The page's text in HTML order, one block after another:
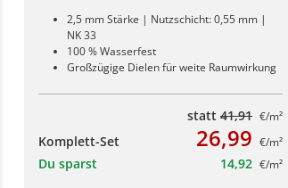
2,5 mm Stärke | Nutzschicht: 0,55 mm |
NK 33
100 % Wasserfest
Großzügige Dielen für weite Raumwirkung
statt 41,91 €/m²
Komplett-Set 26,99 €/m²
Du sparst 14,92 €/m²